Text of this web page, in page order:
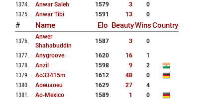
1374. Anwar Saleh 1579 3
0
1375. Anwar Tibi 1591 13 0
# Name Elo BeautyWinsCountry
1376.
Anwer
Shahabuddin
1587 3 0
1377. Anygroove 1620 16
1
1378. Anzil 1598 9
2
1379. Ao33415m 1612 48
0
1380. Aoeuaoeu 1629 27
4
1381 . Ao-Mexico 1589 1
0